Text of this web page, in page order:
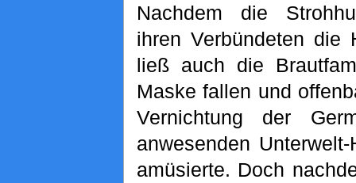
Nachdem die
ihren Verbündeten die
ließ auch die
Maske fallen und
Vernichtung der
anwesenden
amüsierte. Doch